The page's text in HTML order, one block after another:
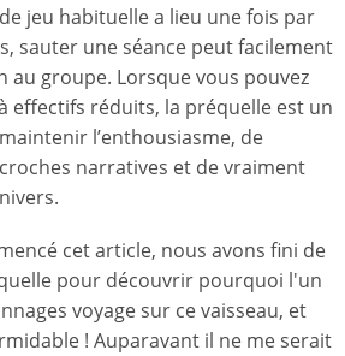
jeu habituelle a lieu une fois par
sauter une séance peut facilement
au groupe. Lorsque vous pouvez
effectifs réduits, la préquelle est un
l’enthousiasme, de
narratives et de vraiment
cet article, nous avons fini de
pour découvrir pourquoi l'un
voyage sur ce vaisseau, et
! Auparavant il ne me serait